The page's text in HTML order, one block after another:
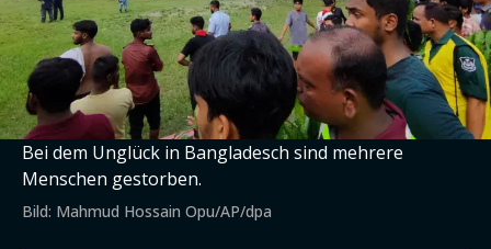
Bei dem Unglück in Bangladesch sind mehrere
Menschen gestorben.
Bild: Mahmud Hossain Opu/AP/dpa